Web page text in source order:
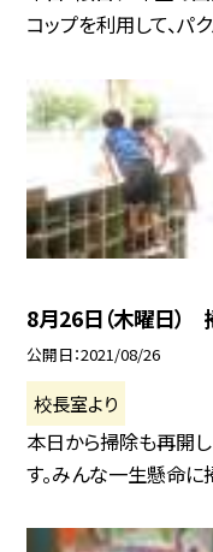
コップを利用して、パ
8月26日（木曜日）
公開日 2021/08/26
校長室より
本日から掃除も再開
す。みんな一生懸命に